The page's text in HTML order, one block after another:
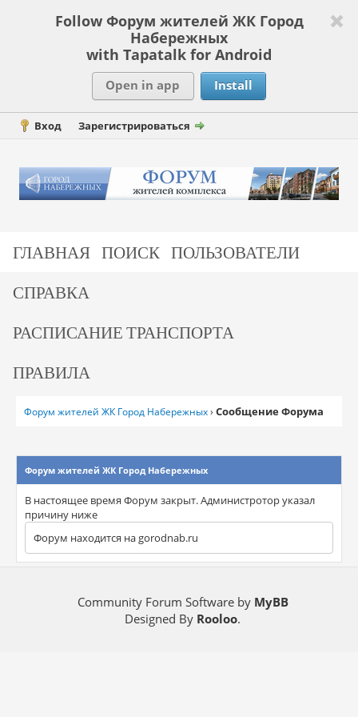
Follow Форум жителей ЖК Город
Набережных
with Tapatalk for Android
Open in app Install
Вход Зарегистрироваться
ГЛАВНАЯ ПОИСК ПОЛЬЗОВАТЕЛИ
СПРАВКА
РАСПИСАНИЕ ТРАНСПОРТА
ПРАВИЛА
Форум жителей ЖК Город Набережных› Сообщение Форума
Форум жителей ЖК Город Набережных
В настоящее время Форум закрыт. Администротор указал
причину ниже
Форум находится на gorodnab.ru
Community Forum Software by MyBB
Designed By Rooloo.